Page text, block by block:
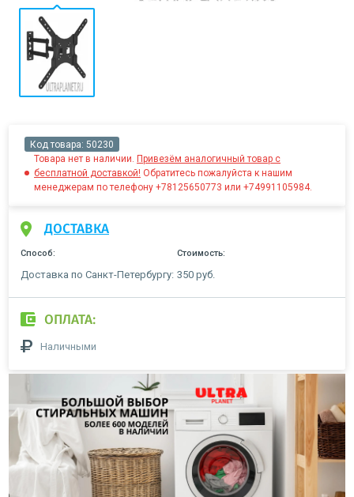
Код товара: 50230
Товара нет в наличии. Привезём аналогичный товар с
бесплатной доставкой! Обратитесь пожалуйста к нашим
менеджерам по телефону +78125650773 или +74991105984.
ДОСТАВКА
Способ: Стоимость:
Доставка по Санкт-Петербургу: 350 руб.
ОПЛАТА:
Наличными